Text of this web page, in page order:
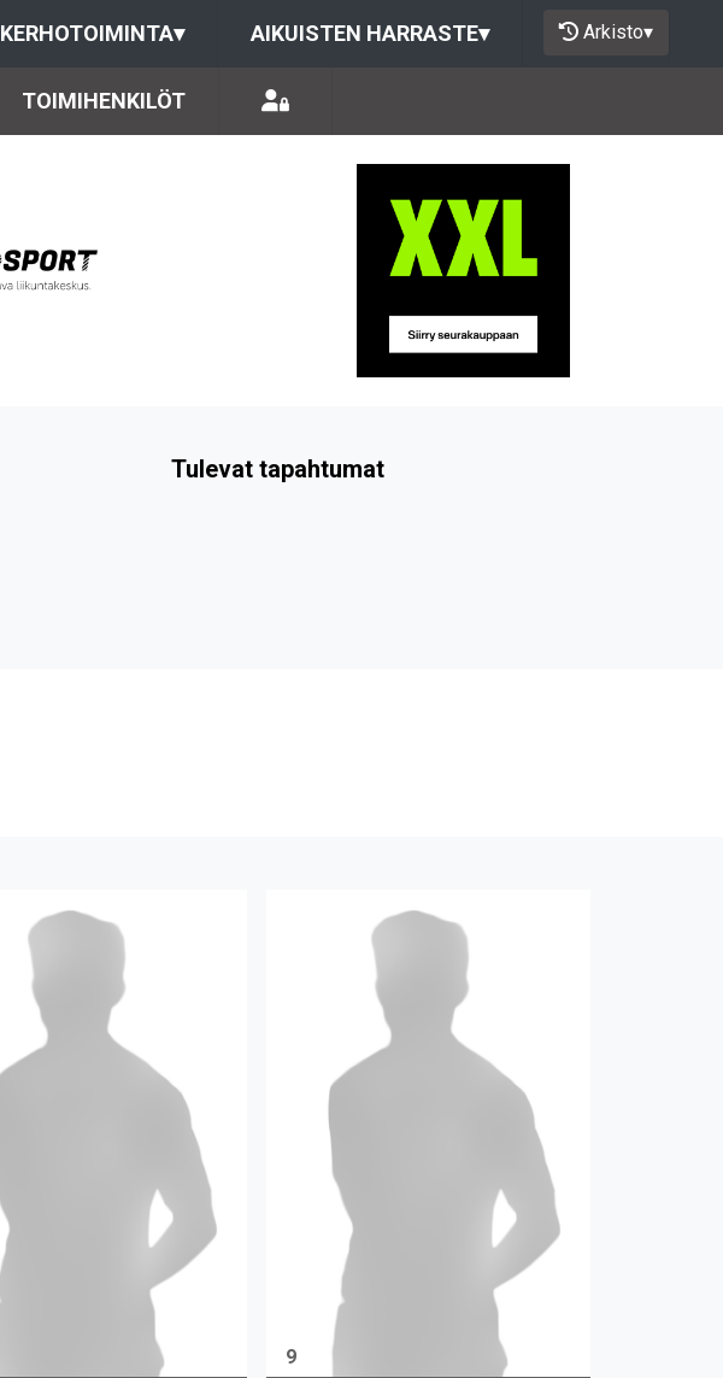
KERHOTOIMINTA▾ AIKUISTEN HARRASTE▾ Arkisto▾
TOIMIHENKILÖT
Tulevat tapahtumat
9